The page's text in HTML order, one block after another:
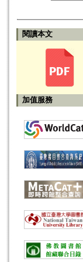
閱讀本文
加值服務